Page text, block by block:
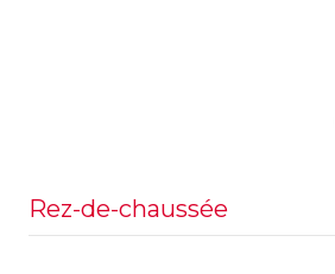
Rez-de-chaussée